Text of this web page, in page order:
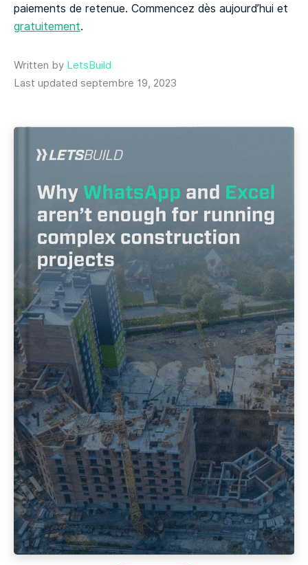
paiements de retenue. Commencez dès aujourd’hui et
gratuitement.
Written by LetsBuild
Last updated septembre 19, 2023